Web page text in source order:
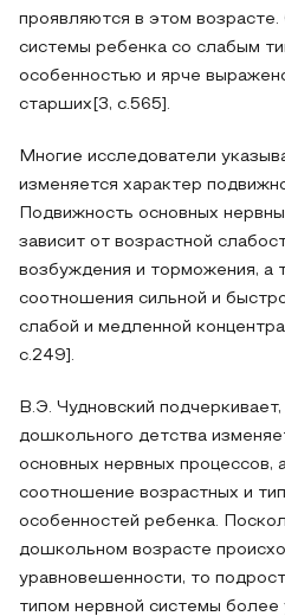
проявляются в этом
системы ребенка со слабым
особенностью и ярче
старших[3, c.565].
Многие исследователи
изменяется характер
Подвижность основных
зависит от возрастной
возбуждения и торможения, а
соотношения сильной и
слабой и медленной
c.249].
В.Э. Чудновский
дошкольного детства
основных нервных процессов,
соотношение возрастных и
особенностей ребенка.
дошкольном возрасте
уравновешенности, то
типом нервной системы